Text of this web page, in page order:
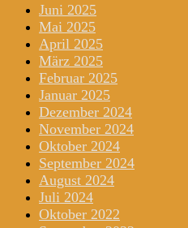
Juni 2025
Mai 2025
April 2025
März 2025
Februar 2025
Januar 2025
Dezember 2024
November 2024
Oktober 2024
September 2024
August 2024
Juli 2024
Oktober 2022